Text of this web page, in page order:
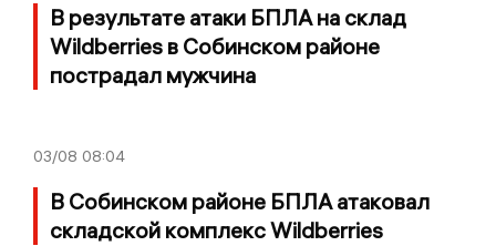
В результате атаки БПЛА на склад
Wildberries в Собинском районе
пострадал мужчина
03/08 08:04
В Собинском районе БПЛА атаковал
складской комплекс Wildberries